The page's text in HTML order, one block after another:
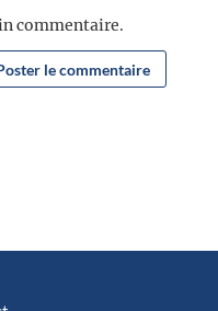
commentaire.